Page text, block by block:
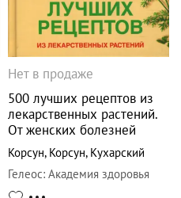
Нет в продаже
500 лучших рецептов из
лекарственных растений.
От женских болезней
Корсун, Корсун, Кухарский
Гелеос: Академия здоровья